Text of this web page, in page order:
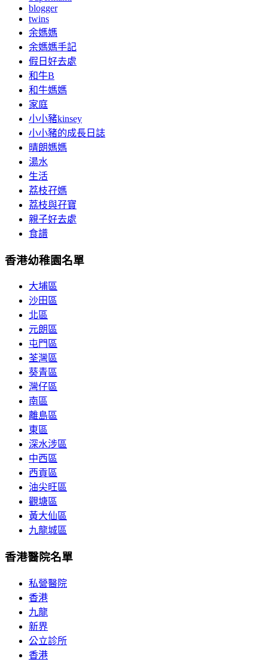
blogger
twins
余媽媽
余媽媽手記
假日好去處
和牛B
和牛媽媽
家庭
小小豬kinsey
小小豬的成長日誌
晴朗媽媽
湯水
生活
荔枝孖媽
荔枝與孖寶
親子好去處
食譜
香港幼稚園名單
大埔區
沙田區
北區
元朗區
屯門區
荃灣區
葵青區
灣仔區
南區
離島區
東區
深水涉區
中西區
西貢區
油尖旺區
觀塘區
黃大仙區
九龍城區
香港醫院名單
私營醫院
香港
九龍
新界
公立診所
香港